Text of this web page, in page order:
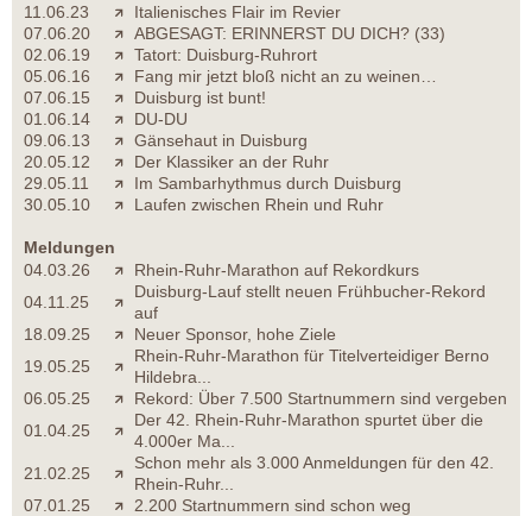
11.06.23
Italienisches Flair im Revier
07.06.20
ABGESAGT: ERINNERST DU DICH? (33)
02.06.19
Tatort: Duisburg-Ruhrort
05.06.16
Fang mir jetzt bloß nicht an zu weinen…
07.06.15
Duisburg ist bunt!
01.06.14
DU-DU
09.06.13
Gänsehaut in Duisburg
20.05.12
Der Klassiker an der Ruhr
29.05.11
Im Sambarhythmus durch Duisburg
30.05.10
Laufen zwischen Rhein und Ruhr
Meldungen
04.03.26
Rhein-Ruhr-Marathon auf Rekordkurs
04.11.25
Duisburg-Lauf stellt neuen Frühbucher-Rekord
auf
18.09.25
Neuer Sponsor, hohe Ziele
19.05.25
Rhein-Ruhr-Marathon für Titelverteidiger Berno
Hildebra...
06.05.25
Rekord: Über 7.500 Startnummern sind vergeben
01.04.25
Der 42. Rhein-Ruhr-Marathon spurtet über die
4.000er Ma...
21.02.25
Schon mehr als 3.000 Anmeldungen für den 42.
Rhein-Ruhr...
07.01.25
2.200 Startnummern sind schon weg